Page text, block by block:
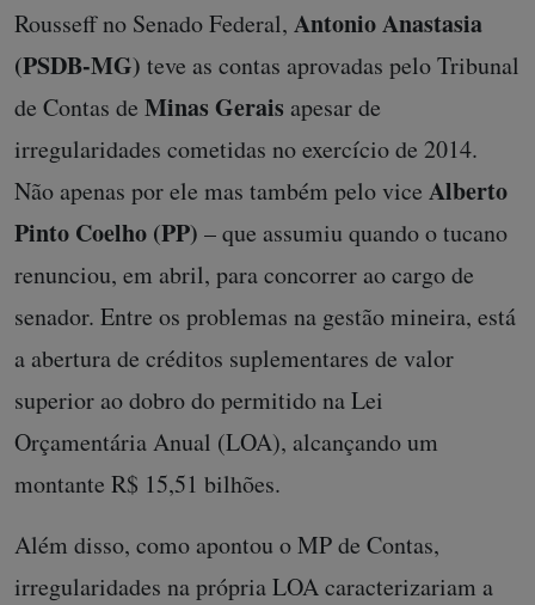
Rousseff no Senado Federal, Antonio Anastasia
(PSDB-MG) teve as contas aprovadas pelo Tribunal
de Contas de Minas Gerais apesar de
irregularidades cometidas no exercício de 2014.
Não apenas por ele mas também pelo vice Alberto
Pinto Coelho (PP) – que assumiu quando o tucano
renunciou, em abril, para concorrer ao cargo de
senador. Entre os problemas na gestão mineira, está
a abertura de créditos suplementares de valor
superior ao dobro do permitido na Lei
Orçamentária Anual (LOA), alcançando um
montante R$ 15,51 bilhões.
Além disso, como apontou o MP de Contas,
irregularidades na própria LOA caracterizariam a